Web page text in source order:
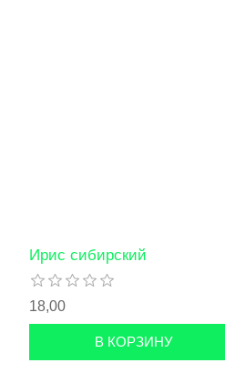
Ирис сибирский
18,00